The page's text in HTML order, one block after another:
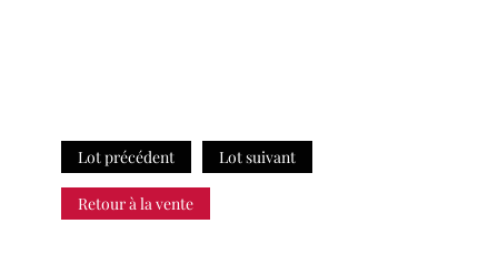
Lot précédent Lot suivant
Retour à la vente